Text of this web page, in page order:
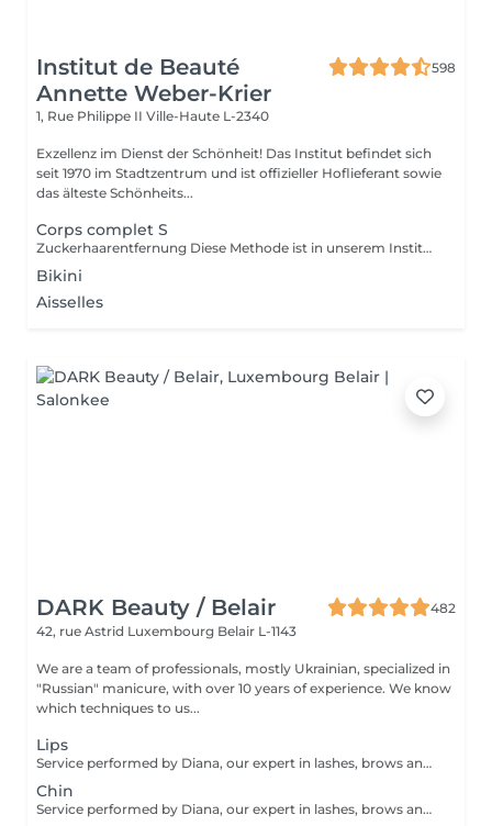
Institut de Beauté
Annette Weber-Krier
598
1, Rue Philippe II Ville-Haute L-2340
Exzellenz im Dienst der Schönheit! Das Institut befindet sich
seit 1970 im Stadtzentrum und ist offizieller Hoflieferant sowie
das älteste Schönheits...
Corps complet S
Zuckerhaarentfernung Diese Methode ist in unserem Institut sehr beliebt geworden. Die Zuckerpaste ist 100% natürlich. Sie basiert auf tausendjährigen Rezepten aus dem Nahen Osten und enthält ausschließlich Wasser und Zucker ohne chemische, aromatische oder färbende Substanzen. Die Paste ist hypoallergen und verursacht keine Hautreizungen. Sie gilt für alle Bereiche. Die Paste wird in das Follikel massiert, umhüllt die Haare, umgibt sie und schmiert sie. Die Extraktion erfolgt in natürlicher Haarwuchsrichtung. Es gibt keine gebrochenen Haare mehr im Follikel. Diese Technik verursacht keine Rötung oder Reizung der Haut. Ein nicht zu vernachlässigender Vorteil ist die Tatsache, dass Sie keine bestimmte Haarlänge haben müssen, da der Zucker anders als beim Wachs sehr kurze Haare effektiv entfernt. Wir empfehlen diese Methode auch Teenagern beim ersten Depilieren und bei Menschen, die eine vollständige Körperhaarentfernung wünschen, da sie viel weniger schmerzhaft ist als Wachsen.
Bikini
Aisselles
DARK Beauty / Belair
482
42, rue Astrid Luxembourg Belair L-1143
We are a team of professionals, mostly Ukrainian, specialized in
"Russian" manicure, with over 10 years of experience. We know
which techniques to us...
Lips
Service performed by Diana, our expert in lashes, brows and hair removal, with over 10 years of experience, ensuring precision and high-quality results.
Chin
Service performed by Diana, our expert in lashes, brows and hair removal, with over 10 years of experience, ensuring precision and high-quality results.